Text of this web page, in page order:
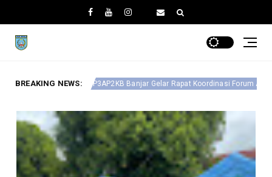
BREAKING NEWS:
Banjar Gelar Rapat Koordinasi Forum Anak Daerah Tingkatkan